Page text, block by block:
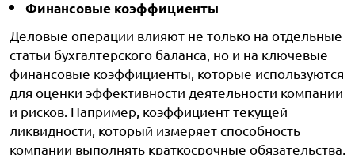
Финансовые коэффициенты
Деловые операции влияют не только на отдельные
статьи бухгалтерского баланса, но и на ключевые
финансовые коэффициенты, которые используются
для оценки эффективности деятельности компании
и рисков. Например, коэффициент текущей
ликвидности, который измеряет способность
компании выполнять краткосрочные обязательства,